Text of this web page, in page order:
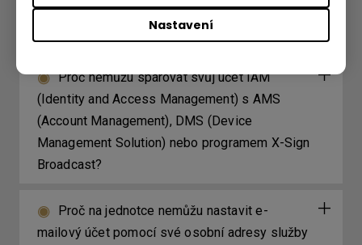
Nastavení
snažím povolit iMirror přes InstaShare z mého
iPhonu nebo iPadu?
Proč nemůžu spárovat svůj účet IAM
(Identity and Access Management) s AMS
(Account Management), DMS (Device
Management Solution) nebo programem X-Sign
Broadcast?
Proč na jednotce nemůžu nastavit e-
mailový účet pomocí své osobní adresy služby